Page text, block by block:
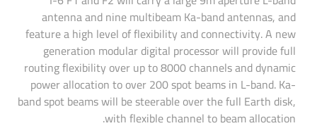
antenna and nine multibeam Ka-band antennas, and
feature a high level of flexibility and connectivity. A new
generation modular digital processor will provide full
routing flexibility over up to 8000 channels and dynamic
power allocation to over 200 spot beams in L-band. Ka-
band spot beams will be steerable over the full Earth disk,
with flexible channel to beam allocation.